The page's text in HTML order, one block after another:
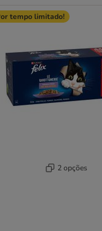
tempo limitado!
2 opções